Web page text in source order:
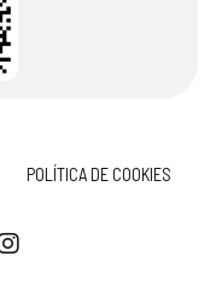
POLÍTICA DE COOKIES